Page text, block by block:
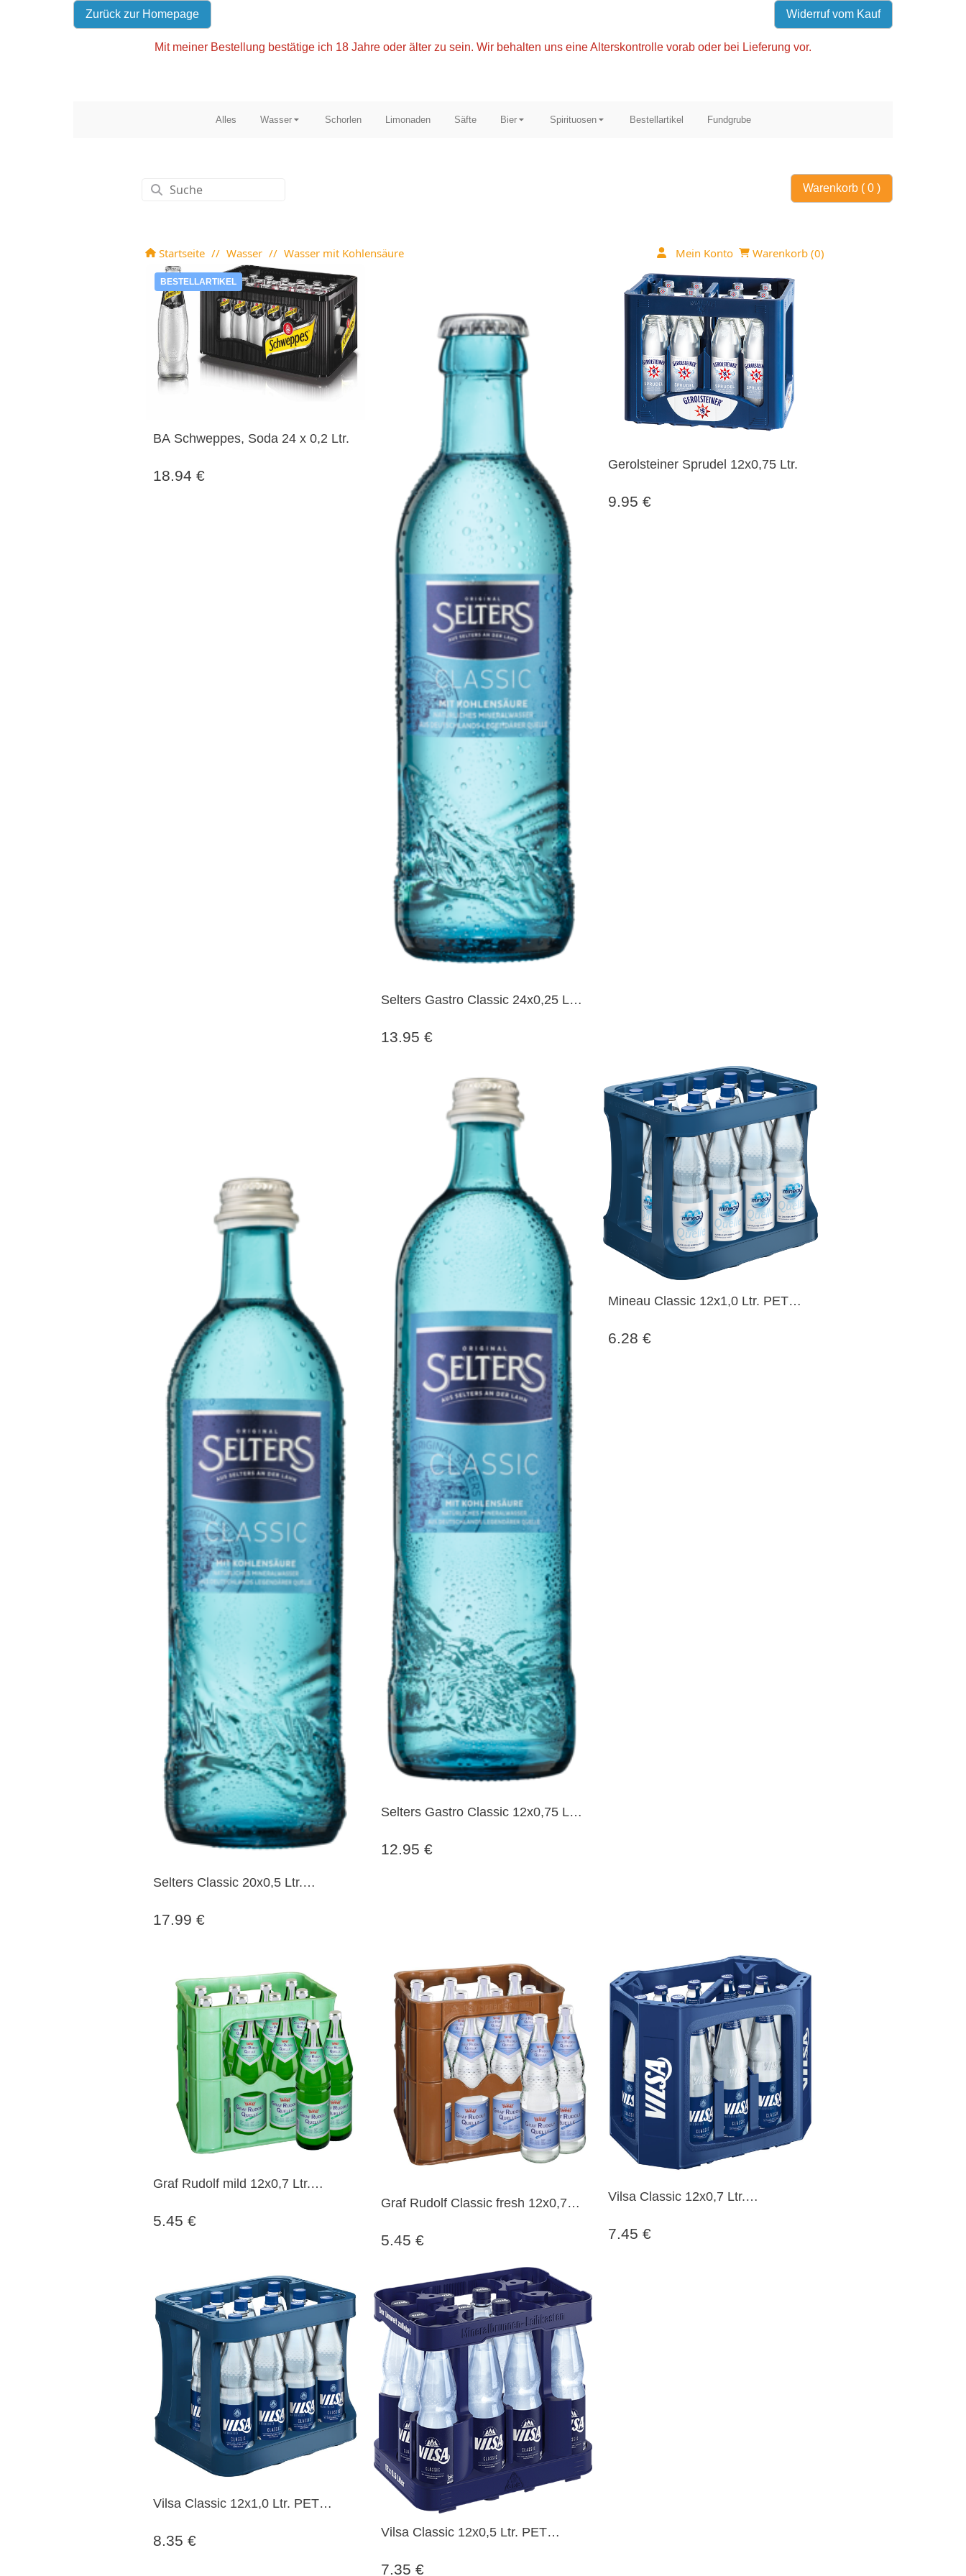
Zurück zur Homepage Widerruf vom Kauf
Mit meiner Bestellung bestätige ich 18 Jahre oder älter zu sein. Wir behalten uns eine Alterskontrolle vorab oder bei Lieferung vor.
Alles Wasser Schorlen Limonaden Säfte Bier Spirituosen Bestellartikel Fundgrube
Warenkorb ( 0 )
Startseite // Wasser // Wasser mit Kohlensäure Mein Konto Warenkorb (0)
BESTELLARTIKEL
BA Schweppes, Soda 24 x 0,2 Ltr.
18.94 €
Selters Gastro Classic 24x0,25 Ltr.
13.95 €
Gerolsteiner Sprudel 12x0,75 Ltr.
9.95 €
Selters Classic 20x0,5 Ltr.
17.99 €
Selters Gastro Classic 12x0,75 Ltr.
12.95 €
Mineau Classic 12x1,0 Ltr. PET
6.28 €
Graf Rudolf mild 12x0,7 Ltr.
5.45 €
Graf Rudolf Classic fresh 12x0,7
5.45 €
Vilsa Classic 12x0,7 Ltr.
7.45 €
Vilsa Classic 12x1,0 Ltr. PET
8.35 €
Vilsa Classic 12x0,5 Ltr. PET
7.35 €